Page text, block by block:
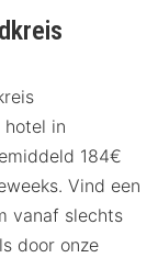
hotel in
184€
Vind een
vanaf slechts
door onze